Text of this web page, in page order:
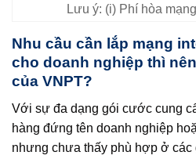
Lưu ý: (i) Phí hòa
Nhu cầu cần lắp mạng
cho doanh nghiệp thì
của VNPT?
Với sự đa dạng gói cước cung
hàng đứng tên doanh nghiệp
nhưng chưa thấy phù hợp ở các